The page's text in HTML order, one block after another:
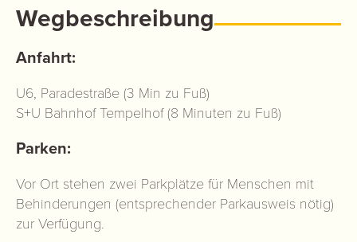
Wegbeschreibung
Anfahrt:
U6, Paradestraße (3 Min zu Fuß)
S+U Bahnhof Tempelhof (8 Minuten zu Fuß)
Parken:
Vor Ort stehen zwei Parkplätze für Menschen mit
Behinderungen (entsprechender Parkausweis nötig)
zur Verfügung.